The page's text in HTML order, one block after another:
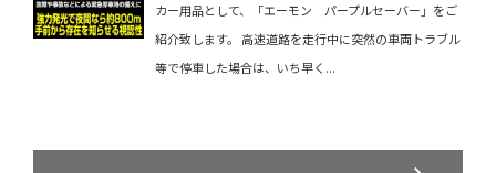
カー用品として、「エーモン パープルセーバー」をご
紹介致します。 高速道路を走行中に突然の車両トラブル
等で停車した場合は、いち早く...